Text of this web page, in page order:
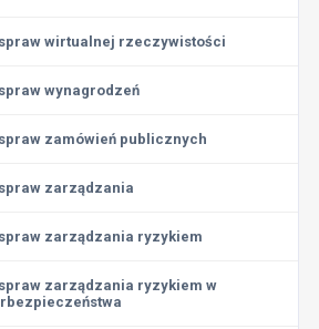
wirtualnej rzeczywistości
wynagrodzeń
zamówień publicznych
zarządzania
zarządzania ryzykiem
zarządzania ryzykiem w